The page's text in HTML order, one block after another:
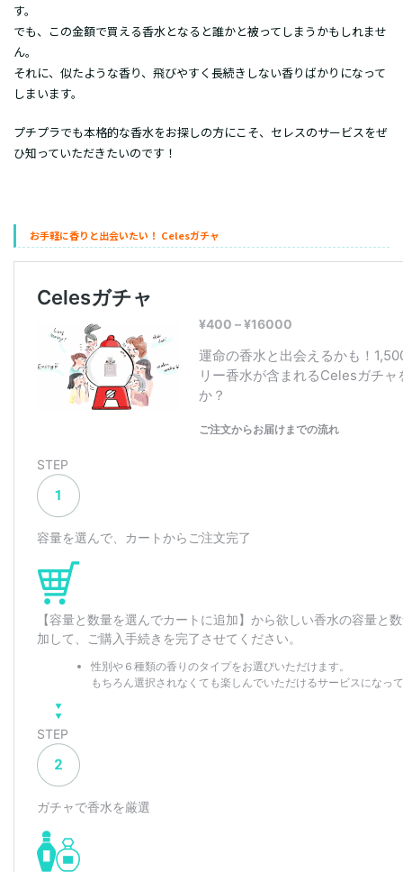
す。
でも、この金額で買える香水となると誰かと被ってしまうかもしれませ
ん。
それに、似たような香り、飛びやすく長続きしない香りばかりになって
しまいます。
プチプラでも本格的な香水をお探しの方にこそ、セレスのサービスをぜ
ひ知っていただきたいのです！
お手軽に香りと出会いたい！ Celesガチャ